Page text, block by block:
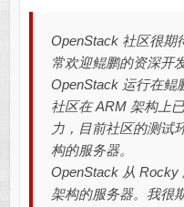
OpenStack 社区很期
常欢迎鲲鹏的资深开
OpenStack 运行在鲲
社区在 ARM 架构上
力，目前社区的测试
构的服务器。
OpenStack 从 Rocky
架构的服务器。我很